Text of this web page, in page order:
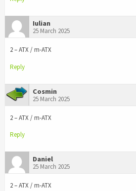
Iulian
25 March 2025
2 – ATX / m-ATX
Reply
Cosmin
25 March 2025
2 – ATX / m-ATX
Reply
Daniel
25 March 2025
2 – ATX / m-ATX